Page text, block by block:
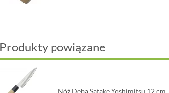
Produkty powiązane
Nóż Deba Satake Yoshimitsu 12 cm